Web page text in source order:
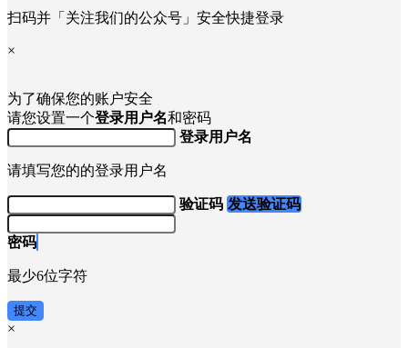
扫码并「关注我们的公众号」安全快捷登录
×
为了确保您的账户安全
请您设置一个登录用户名和密码
登录用户名
请填写您的的登录用户名
验证码 发送验证码
密码
最少6位字符
提交
×